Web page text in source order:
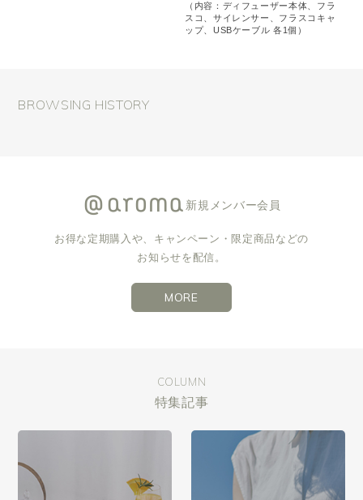
（内容：ディフューザー本体、フラ
スコ、サイレンサー、フラスコキャ
ップ、USBケーブル 各1個）
BROWSING HISTORY
新規メンバー会員
お得な定期購入や、キャンペーン・限定商品などの
お知らせを配信。
MORE
COLUMN
特集記事